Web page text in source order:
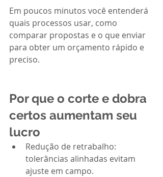
Em poucos minutos você entenderá
quais processos usar, como
comparar propostas e o que enviar
para obter um orçamento rápido e
preciso.
Por que o corte e dobra
certos aumentam seu
lucro
Redução de retrabalho:
tolerâncias alinhadas evitam
ajuste em campo.